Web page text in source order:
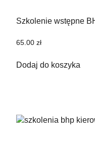
Szkolenie wstępne
65.00 zł
Dodaj do koszyka